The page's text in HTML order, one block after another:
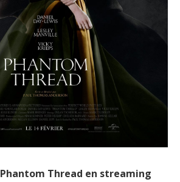
Phantom Thread en streaming